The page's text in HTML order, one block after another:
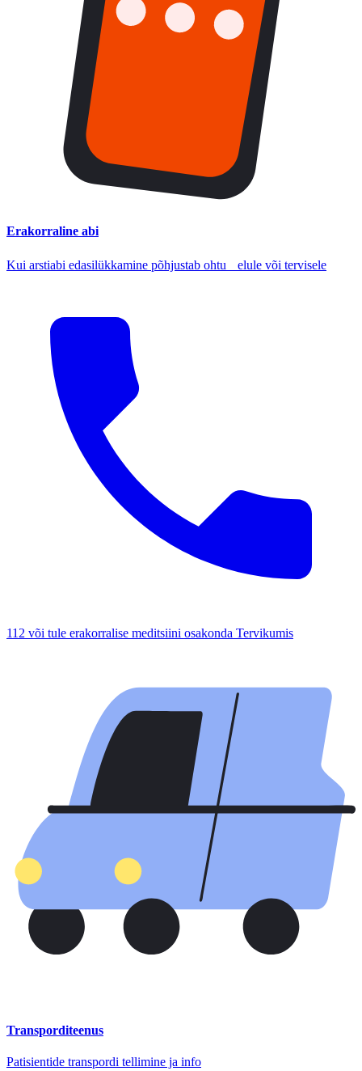
Erakorraline abi
Kui arstiabi edasilükkamine põhjustab ohtu elule või tervisele
112 või tule erakorralise meditsiini osakonda Tervikumis
Transporditeenus
Patisientide transpordi tellimine ja info